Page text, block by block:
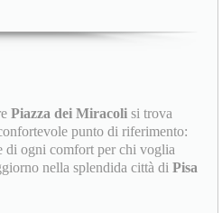
Piazza dei Miracoli si trova
punto di riferimento:
di ogni comfort per chi voglia
nella splendida città diPisa